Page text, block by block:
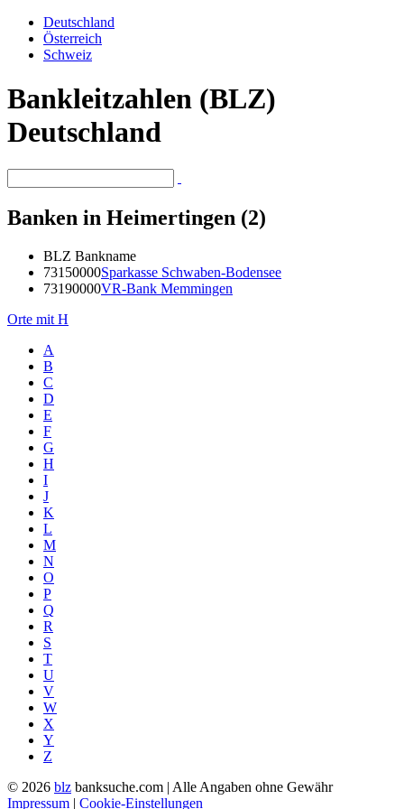
Deutschland
Österreich
Schweiz
Bankleitzahlen (BLZ)
Deutschland
Banken in Heimertingen (2)
BLZ Bankname
73150000Sparkasse Schwaben-Bodensee
73190000VR-Bank Memmingen
Orte mit H
A
B
C
D
E
F
G
H
I
J
K
L
M
N
O
P
Q
R
S
T
U
V
W
X
Y
Z
© 2026 blz banksuche.com | Alle Angaben ohne Gewähr
Impressum | Cookie-Einstellungen